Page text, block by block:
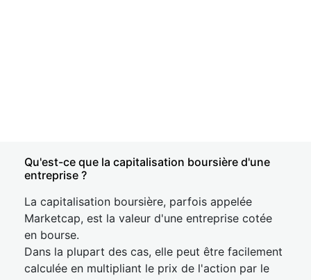
Qu'est-ce que la capitalisation boursière d'une
entreprise ?
La capitalisation boursière, parfois appelée
Marketcap, est la valeur d'une entreprise cotée
en bourse.
Dans la plupart des cas, elle peut être facilement
calculée en multipliant le prix de l'action par le